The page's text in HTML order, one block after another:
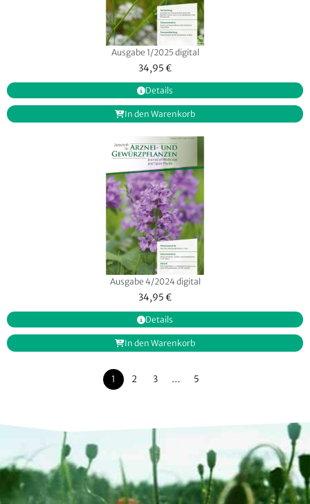
Ausgabe 1/2025 digital
34,95€
Details
In den Warenkorb
Ausgabe 4/2024 digital
34,95€
Details
In den Warenkorb
1 2 3 … 5